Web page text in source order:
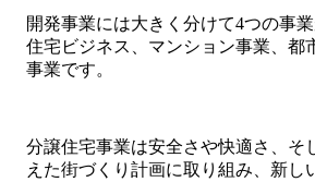
開発事業には大きく分けて4つの事
住宅ビジネス、マンション事業、都
事業です。
分譲住宅事業は安全さや快適さ、そ
えた街づくり計画に取り組み、新し